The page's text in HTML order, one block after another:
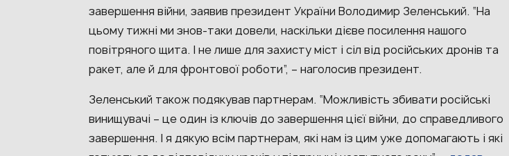
завершення війни, заявив президент України Володимир Зеленський. “На
цьому тижні ми знов-таки довели, наскільки дієве посилення нашого
повітряного щита. І не лише для захисту міст і сіл від російських дронів та
ракет, але й для фронтової роботи”, – наголосив президент.
Зеленський також подякував партнерам. “Можливість збивати російські
винищувачі – це один із ключів до завершення цієї війни, до справедливого
завершення. І я дякую всім партнерам, які нам із цим уже допомагають і які